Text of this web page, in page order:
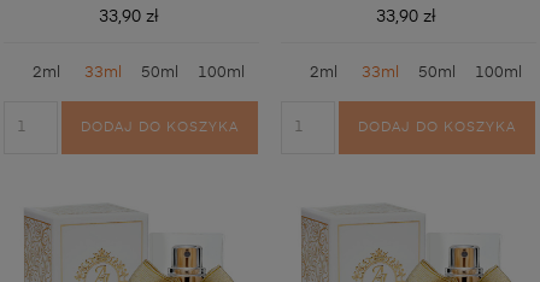
33,90 zł
2ml 33ml 50ml 100ml
DODAJ DO KOSZYKA
33,90 zł
2ml 33ml 50ml 100ml
DODAJ DO KOSZYKA